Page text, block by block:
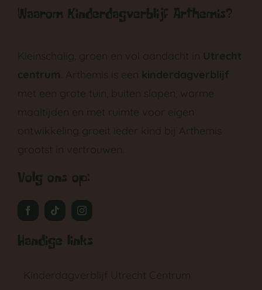
Waarom Kinderdagverblijf Arthemis?
Kleinschalig, groen en vol aandacht in Utrecht
centrum. Arthemis is een kinderdagverblijf
met een grote tuin, buiten slapen, warme
maaltijden en met ruimte voor eigen
ontwikkeling groeit ieder kind bij Arthemis
grootst in vertrouwen.
Volg ons op:
Handige links
Kinderdagverblijf Utrecht Centrum
GA NAAR DE PEUTERGROEP